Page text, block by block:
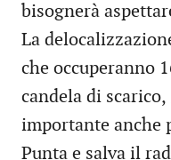
bisognerà
La
che occuperanno
candela di
importante
Punta e salva il